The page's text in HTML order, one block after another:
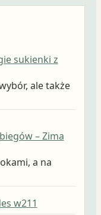
sukienki z
ale także
– Zima
a na
w211